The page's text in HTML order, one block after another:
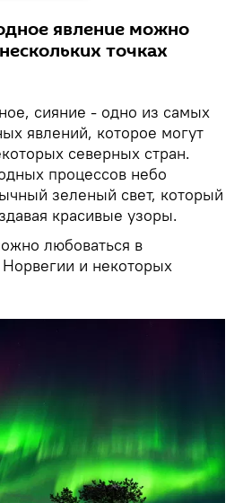
явление можно
точках
сияние - одно из самых
явлений, которое могут
северных стран.
процессов небо
зеленый свет, который
красивые узоры.
любоваться в
и некоторых